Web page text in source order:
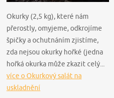
Okurky (2,5 kg), které nám
přerostly, omyjeme, odkrojíme
špičky a ochutnáním zjistíme,
zda nejsou okurky hořké (jedna
hořká okurka může zkazit celý...
více o Okurkový salát na
uskladnění